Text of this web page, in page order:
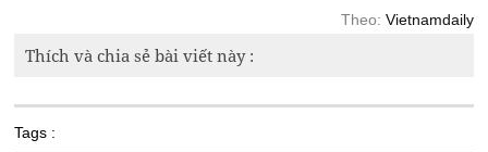
Theo: Vietnamdaily
Thích và chia sẻ bài viết này :
Tags :